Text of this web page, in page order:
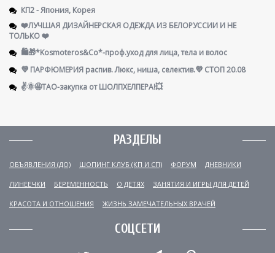
КП2 - Япония, Корея
❤️ЛУЧШАЯ ДИЗАЙНЕРСКАЯ ОДЕЖДА ИЗ БЕЛОРУССИИ И НЕ
ТОЛЬКО ❤️
🛍️🎁*Kosmoteros&Co*-проф.уход для лица, тела и волос
💜 ПАРФЮМЕРИЯ распив. Люкс, ниша, селектив.💜 СТОП 20.08
✌️🌞🤩ТАО-закупка от ШОЛПХЕЛПЕРА!💥
РАЗДЕЛЫ
ОБЪЯВЛЕНИЯ (ДО) ШОПИНГ КЛУБ (КП И СП) ФОРУМ ДНЕВНИКИ
ЛИНЕЕЧКИ БЕРЕМЕННОСТЬ О ДЕТЯХ ЗАНЯТИЯ И ИГРЫ ДЛЯ ДЕТЕЙ
КРАСОТА И ОТНОШЕНИЯ ЖИЗНЬ ЗАМЕЧАТЕЛЬНЫХ ВРАЧЕЙ
СОЦСЕТИ